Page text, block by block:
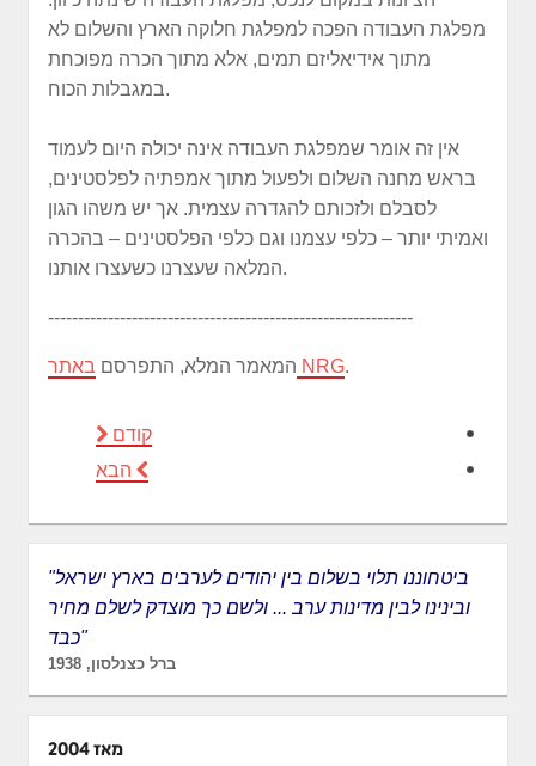
מפלגת העבודה הפכה למפלגת חלוקה הארץ והשלום לא
מתוך אידיאליזם תמים, אלא מתוך הכרה מפוכחת
במגבלות הכוח.
אין זה אומר שמפלגת העבודה אינה יכולה היום לעמוד
בראש מחנה השלום ולפעול מתוך אמפתיה לפלסטינים,
לסבלם ולזכותם להגדרה עצמית. אך יש משהו הגון
ואמיתי יותר – כלפי עצמנו וגם כלפי הפלסטינים – בהכרה
המלאה שעצרנו כשעצרו אותנו.
-------------------------------------------------------------
המאמר המלא, התפרסם באתר NRG.
קודם
הבא
"ביטחוננו תלוי בשלום בין יהודים לערבים בארץ ישראל
ובינינו לבין מדינות ערב ... ולשם כך מוצדק לשלם מחיר
כבד"
ברל כצנלסון, 1938
מאז 2004